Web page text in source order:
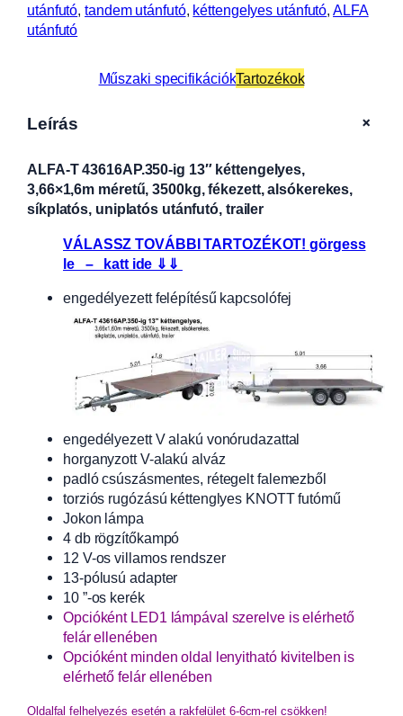
utánfutó, tandem utánfutó, kéttengelyes utánfutó, ALFA
utánfutó
Műszaki specifikációkTartozékok
Leírás +
ALFA-T 43616AP.350-ig 13″ kéttengelyes,
3,66×1,6m méretű, 3500kg, fékezett, alsókerekes,
síkplatós, uniplatós utánfutó, trailer
VÁLASSZ TOVÁBBI TARTOZÉKOT! görgess
le – katt ide ⇓⇓
engedélyezett felépítésű kapcsolófej
engedélyezett V alakú vonórudazattal
horganyzott V-alakú alváz
padló csúszásmentes, rétegelt falemezből
torziós rugózású kéttenglyes KNOTT futómű
Jokon lámpa
4 db rögzítőkampó
12 V-os villamos rendszer
13-pólusú adapter
10 ”-os kerék
Opcióként LED1 lámpával szerelve is elérhető
felár ellenében
Opcióként minden oldal lenyitható kivitelben is
elérhető felár ellenében
Oldalfal felhelyezés esetén a rakfelület 6-6cm-rel csökken!